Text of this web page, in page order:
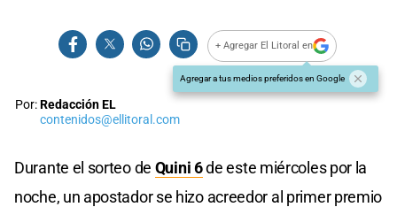
+ Agregar El Litoral en
Agregar a tus medios preferidos en Google
Por:Redacción EL
contenidos@ellitoral.com
Durante el sorteo de Quini 6de este miércoles por la
noche, un apostador se hizo acreedor al primer premio